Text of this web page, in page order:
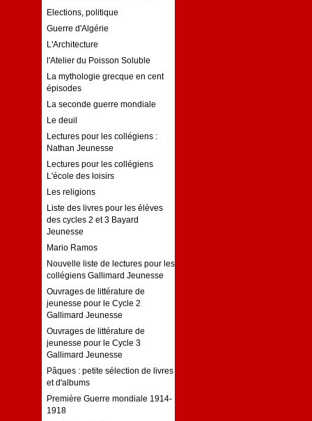
Elections, politique
Guerre d'Algérie
L'Architecture
l'Atelier du Poisson Soluble
La mythologie grecque en cent
épisodes
La seconde guerre mondiale
Le deuil
Lectures pour les collégiens :
Nathan Jeunesse
Lectures pour les collégiens
L'école des loisirs
Les religions
Liste des livres pour les élèves
des cycles 2 et 3 Bayard
Jeunesse
Mario Ramos
Nouvelle liste de lectures pour les
collégiens Gallimard Jeunesse
Ouvrages de littérature de
jeunesse pour le Cycle 2
Gallimard Jeunesse
Ouvrages de littérature de
jeunesse pour le Cycle 3
Gallimard Jeunesse
Pâques : petite sélection de livres
et d'albums
Première Guerre mondiale 1914-
1918